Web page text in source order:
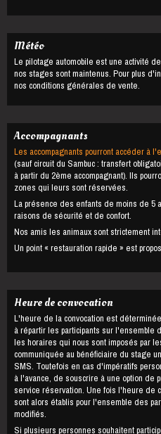
Météo
Le pilotage automobile est une activité
nos stages sont maintenus. Pour plus
nos conditions générales de vente.
Accompagnants
Les accompagnants pourront accéder à
(sauf circuit du Sambuc : transfert
à partir du 2ème accompagnant). Ils
zones qui leurs sont réservées.
La présence des enfants de moins de 5
raisons de sécurité et de confort.
Nos amis les animaux sont strictement
Un point « restauration rapide » est
Heure de convocation
L'heure de la convocation est
à répartir les participants sur l'ensemble
les horaires qui nous sont imposés par
communiquée au bénéficiaire du stage
SMS. Toutefois en cas d'impératifs
à l'avance, de souscrire à une option de
service réservation. Une fois l'heure de
sont alors établis pour l'ensemble des
modifiés.
Si plusieurs personnes souhaitent